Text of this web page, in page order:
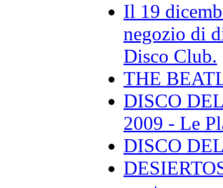
Il 19
negozio di
Disco Club.
THE
DISCO
2009 - Le
DISCO